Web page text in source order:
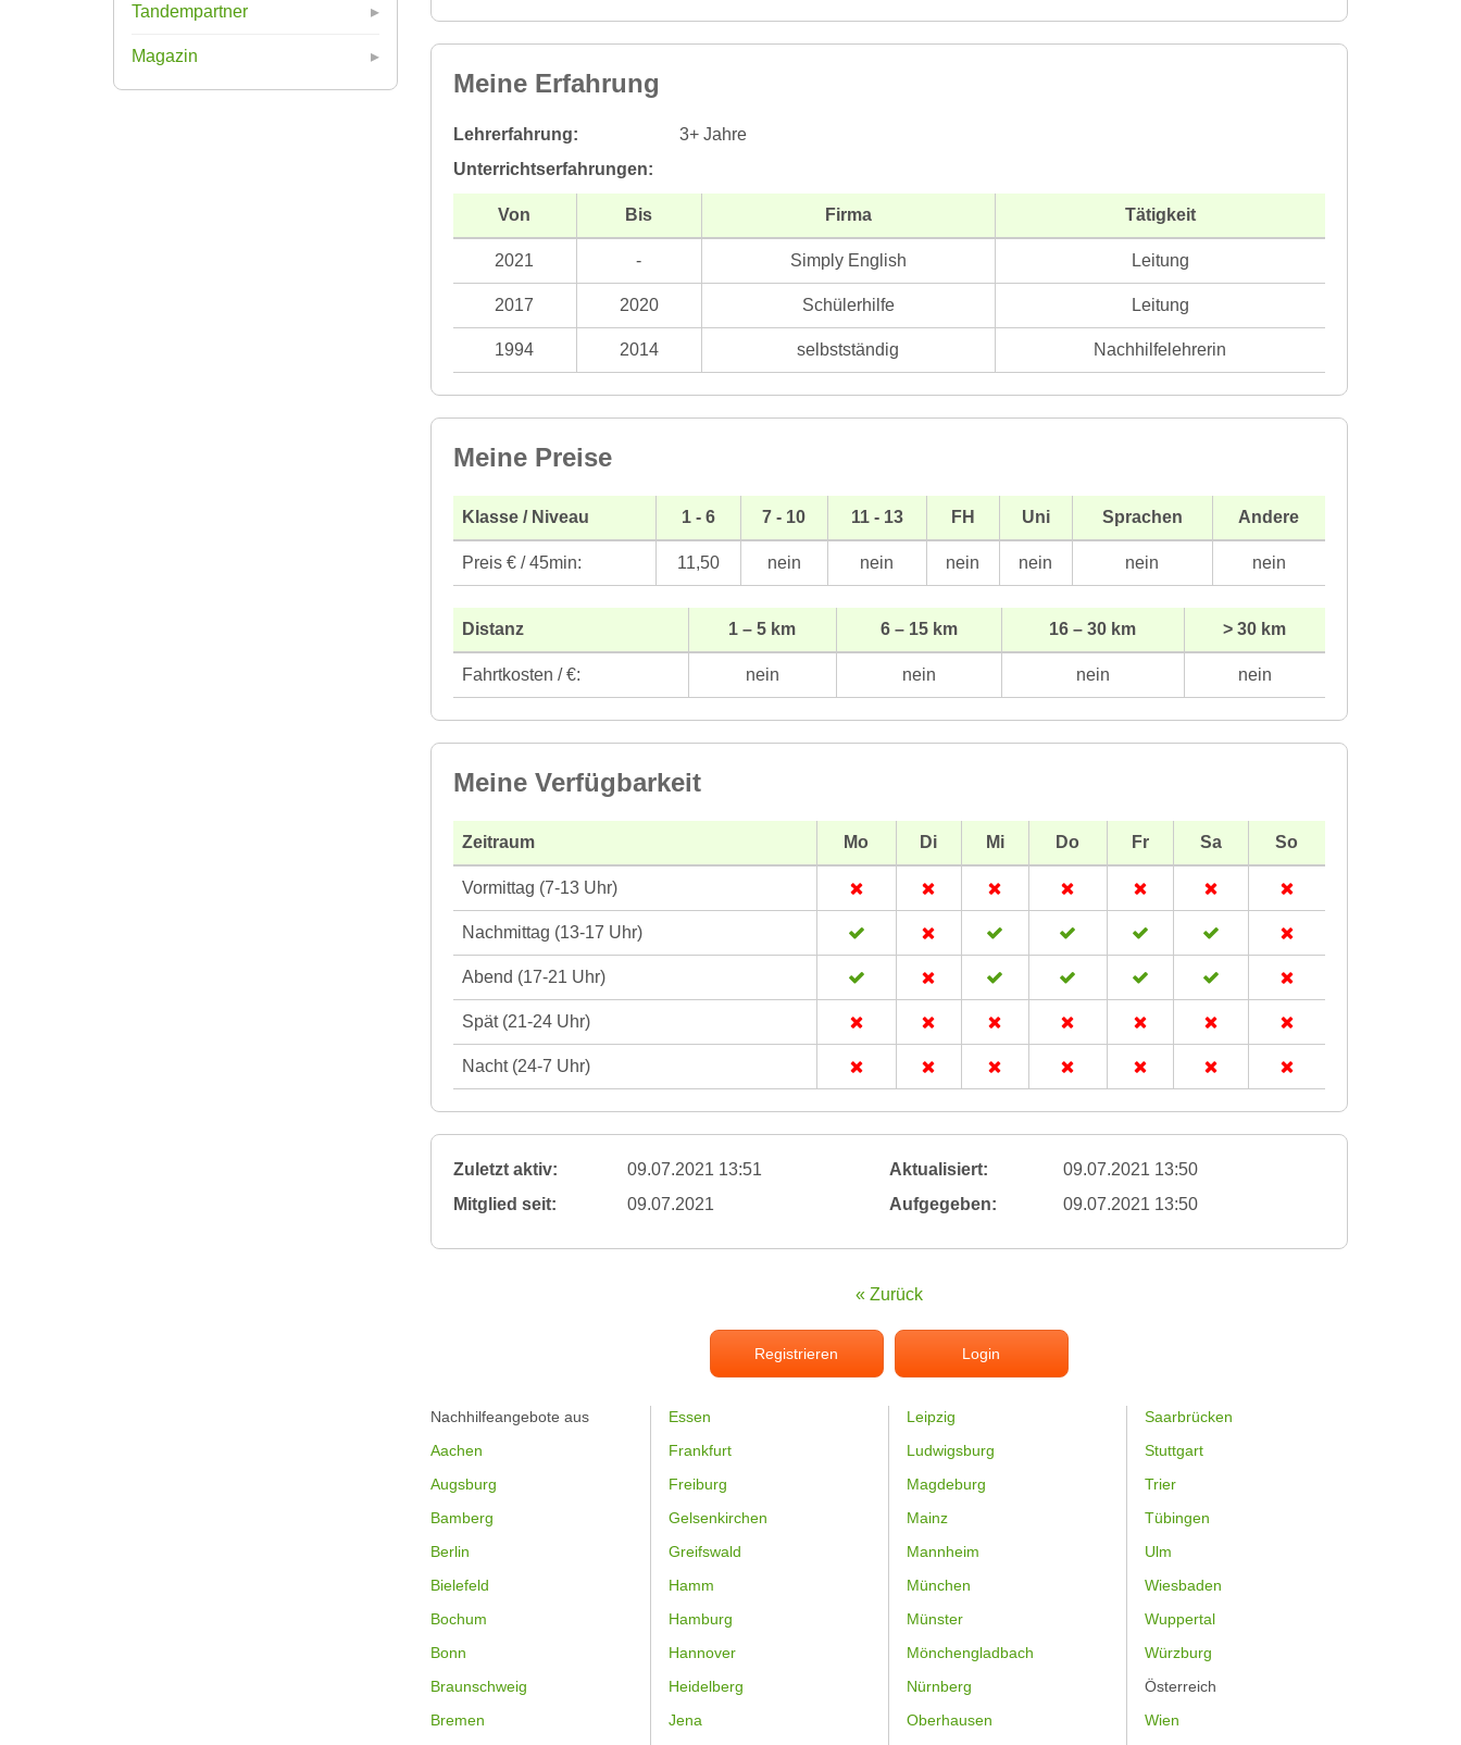
Tandempartner
Magazin
Meine Erfahrung
Lehrerfahrung:
3+ Jahre
Unterrichtserfahrungen:
Von Bis Firma Tätigkeit
2021 - Simply English Leitung
2017 2020 Schülerhilfe Leitung
1994 2014 selbstständig Nachhilfelehrerin
Meine Preise
Klasse / Niveau 1 - 6 7 - 10 11 - 13 FH Uni Sprachen Andere
Preis € / 45min: 11,50 nein nein nein nein nein nein
Distanz 1 – 5 km 6 – 15 km 16 – 30 km > 30 km
Fahrtkosten / €: nein nein nein nein
Meine Verfügbarkeit
Zeitraum Mo Di Mi Do Fr Sa So
Vormittag (7-13 Uhr)
Nachmittag (13-17 Uhr)
Abend (17-21 Uhr)
Spät (21-24 Uhr)
Nacht (24-7 Uhr)
Zuletzt aktiv: 09.07.2021 13:51 Aktualisiert:
09.07.2021 13:50
Mitglied seit:
09.07.2021 Aufgegeben: 09.07.2021 13:50
« Zurück
Registrieren Login
Nachhilfeangebote aus
Aachen
Augsburg
Bamberg
Berlin
Bielefeld
Bochum
Bonn
Braunschweig
Bremen
Essen
Frankfurt
Freiburg
Gelsenkirchen
Greifswald
Hamm
Hamburg
Hannover
Heidelberg
Jena
Leipzig
Ludwigsburg
Magdeburg
Mainz
Mannheim
München
Münster
Mönchengladbach
Nürnberg
Oberhausen
Saarbrücken
Stuttgart
Trier
Tübingen
Ulm
Wiesbaden
Wuppertal
Würzburg
Österreich
Wien